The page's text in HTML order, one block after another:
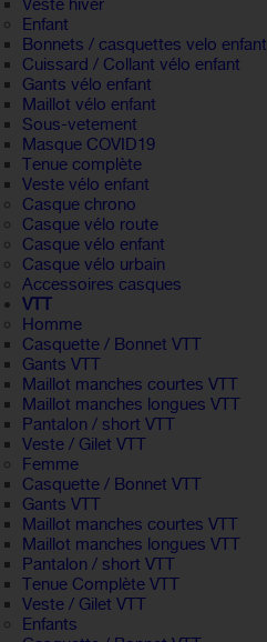
Veste hiver
Enfant
Bonnets / casquettes velo enfant
Cuissard / Collant vélo enfant
Gants vélo enfant
Maillot vélo enfant
Sous-vetement
Masque COVID19
Tenue complète
Veste vélo enfant
Casque chrono
Casque vélo route
Casque vélo enfant
Casque vélo urbain
Accessoires casques
VTT
Homme
Casquette / Bonnet VTT
Gants VTT
Maillot manches courtes VTT
Maillot manches longues VTT
Pantalon / short VTT
Veste / Gilet VTT
Femme
Casquette / Bonnet VTT
Gants VTT
Maillot manches courtes VTT
Maillot manches longues VTT
Pantalon / short VTT
Tenue Complète VTT
Veste / Gilet VTT
Enfants